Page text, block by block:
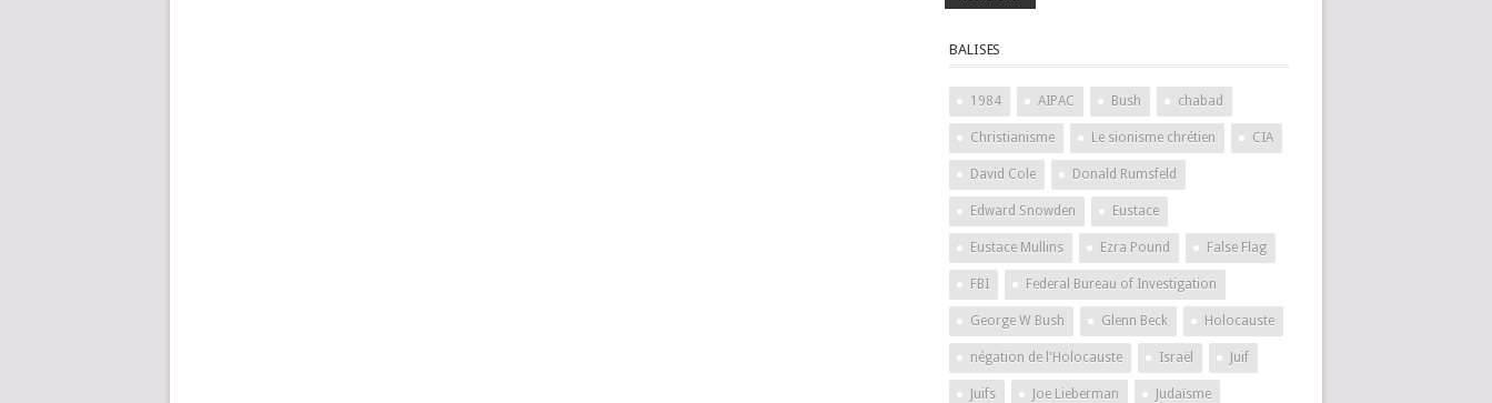
BALISES
1984 AIPAC Bush chabad
Christianisme Le sionisme chrétien CIA
David Cole Donald Rumsfeld
Edward Snowden Eustace
Eustace Mullins Ezra Pound False Flag
FBI Federal Bureau of Investigation
George W Bush Glenn Beck Holocauste
négation de l'Holocauste Israël Juif
Juifs Joe Lieberman Judaïsme